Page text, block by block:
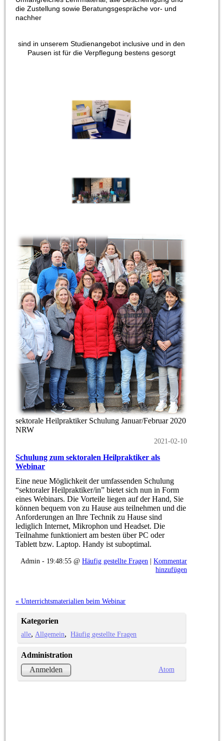
die Zustellung sowie Beratungsgespräche vor- und
nachher
sind in unserem Studienangebot inclusive und in den
Pausen ist für die Verpflegung bestens gesorgt
sektorale Heilpraktiker Schulung Januar/Februar 2020
NRW
2021-02-10
Schulung zum sektoralen Heilpraktiker als
Webinar
Eine neue Möglichkeit der umfassenden Schulung
“sektoraler Heilpraktiker/in” bietet sich nun in Form
eines Webinars. Die Vorteile liegen auf der Hand, Sie
können bequem von zu Hause aus teilnehmen und die
Anforderungen an Ihre Technik zu Hause sind
lediglich Internet, Mikrophon und Headset. Die
Teilnahme funktioniert am besten über PC oder
Tablett bzw. Laptop. Handy ist suboptimal.
Admin - 19:48:55 @Häufig gestellte Fragen |Kommentar
hinzufügen
« Unterrichtsmaterialien beim Webinar
Kategorien
alle Allgemein Häufig gestellte Fragen
Administration
Anmelden
Atom